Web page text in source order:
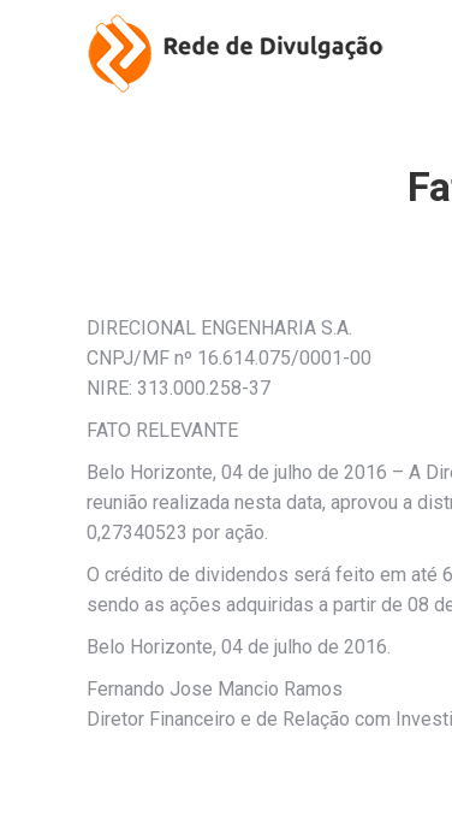
DIRECIONAL ENGENHARIA S.A.
CNPJ/MF nº 16.614.075/0001-00
NIRE: 313.000.258-37
FATO RELEVANTE
Belo Horizonte, 04 de julho de 2016 – A
reunião realizada nesta data, aprovou a
0,27340523 por ação.
O crédito de dividendos será feito em até
sendo as ações adquiridas a partir de 08
Belo Horizonte, 04 de julho de 2016.
Fernando Jose Mancio Ramos
Diretor Financeiro e de Relação com